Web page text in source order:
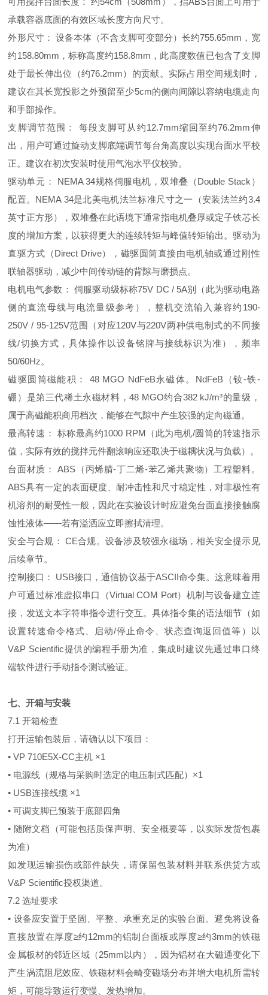
承载容器底面的有效区域长度方向尺寸。
外形尺寸： 设备本体（不含支脚可变部分）长约755.65mm，宽
约158.80mm，标称高度约158.8mm，此高度数值已包含了支脚
处于最长伸出位（约76.2mm）的贡献。实际占用空间规划时，
建议在其长宽投影之外预留至少5cm的侧向间隙以容纳电缆走向
和手部操作。
支脚调节范围： 每段支脚可从约12.7mm缩回至约76.2mm伸
出，用户可通过旋动支脚底端调节每台角高度以实现台面水平校
正。建议在初次安装时使用气泡水平仪校验。
驱动单元： NEMA 34规格伺服电机，双堆叠（Double Stack）
配置。NEMA 34是北美电机法兰标准尺寸之一（安装法兰约3.4
英寸正方形），双堆叠在此语境下通常指电机叠厚或定子铁芯长
度的增加方案，以获得更大的连续转矩与峰值转矩输出。驱动为
直驱方式（Direct Drive），磁驱圆筒直接由电机轴或通过刚性
联轴器驱动，减少中间传动链的背隙与磨损点。
电机电气参数： 伺服驱动级标称75V DC / 5A别（此为驱动电路
侧的直流母线与电流量级参考），整机交流输入兼容约190-
250V / 95-125V范围（对应120V与220V两种供电制式的不同接
线/切换方式，具体操作以设备铭牌与接线标识为准），频率
50/60Hz。
磁驱圆筒磁能积： 48 MGO NdFeB永磁体。NdFeB（钕-铁-
硼）是第三代稀土永磁材料，48 MGO约合382 kJ/m³的量级，
属于高磁能积商用档次，能够在气隙中产生较强的定向磁通。
最高转速： 标称最高约1000 RPM（此为电机/圆筒的转速指示
值，实际有效的搅拌元件翻滚响应还取决于磁耦状况与负载）。
台面材质： ABS（丙烯腈-丁二烯-苯乙烯共聚物）工程塑料。
ABS具有一定的表面硬度、耐冲击性和尺寸稳定性，对非极性有
机溶剂的耐受性一般，因此在实验设计时应避免台面直接接触腐
蚀性液体——若有溢洒应立即擦拭清理。
安全与合规： CE合规。设备涉及较强永磁场，相关安全提示见
后续章节。
控制接口： USB接口，通信协议基于ASCII命令集。这意味着用
户可通过标准虚拟串口（Virtual COM Port）机制与设备建立连
接，发送文本字符串指令进行交互。具体指令集的语法细节（如
设置转速命令格式、启动/停止命令、状态查询返回值等）以
V&P Scientific提供的编程手册为准，集成时建议先通过串口终
端软件进行手动指令测试验证。
七、开箱与安装
7.1 开箱检查
打开运输包装后，请确认以下项目：
• VP 710E5X-CC主机 ×1
• 电源线（规格与采购时选定的电压制式匹配）×1
• USB连接线缆 ×1
• 可调支脚已预装于底部四角
• 随附文档（可能包括质保声明、安全概要等，以实际发货包裹
为准）
如发现运输损伤或部件缺失，请保留包装材料并联系供货方或
V&P Scientific授权渠道。
7.2 选址要求
• 设备应安置于坚固、平整、承重充足的实验台面。避免将设备
直接放置在厚度≥约12mm的铝制台面板或厚度≥约3mm的铁磁
金属板材的邻近区域（25mm以内），因为铝材在大磁通变化下
产生涡流阻尼效应、铁磁材料会畸变磁场分布并增大电机所需转
矩，可能导致运行变慢、发热增加。